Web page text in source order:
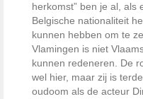
herkomst” ben je al, als
Belgische nationaliteit
kunnen hebben om te
Vlamingen is niet
kunnen redeneren. De
wel hier, maar zij is
oudoom als de acteur